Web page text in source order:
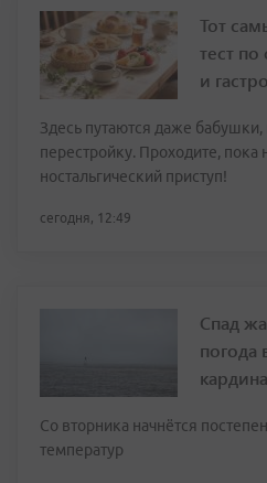
Тот
тест
и
Здесь путаются даже
перестройку. Проходите, пока
ностальгический приступ!
сегодня, 12:49
Спад
Со вторника начнётся
температур